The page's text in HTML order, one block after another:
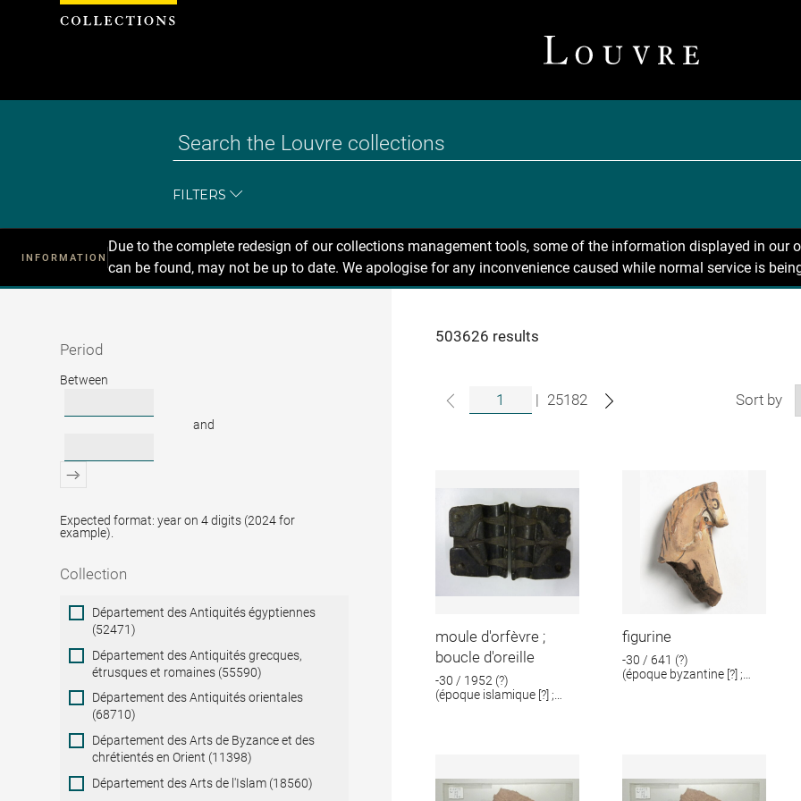
FILTERS
INFORMATION
Due to the complete redesign of our collections management tools, some of the information displayed in
can be found, may not be up to date. We apologise for any inconvenience caused while normal service is
Recherche
Period
Period
Between
and
Expected format: year on 4 digits (2024 for
example).
Collection
Collection
Département des Antiquités égyptiennes
(52471)
Département des Antiquités grecques,
étrusques et romaines (55590)
Département des Antiquités orientales
(68710)
Département des Arts de Byzance et des
chrétientés en Orient (11398)
Département des Arts de l'Islam (18560)
503626 results
| 25182 Sort by
moule d'orfèvre ;
boucle d'oreille
-30 / 1952 (?)
(époque islamique [?] ;
figurine
-30 / 641 (?)
(époque byzantine [?] ;
Cookies management panel